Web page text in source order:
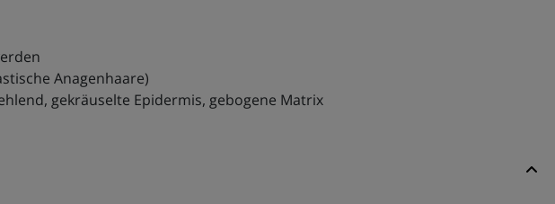
Anagenhaare)
gekräuselte Epidermis, gebogene Matrix